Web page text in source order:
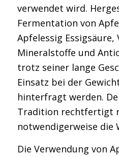
verwendet wird.
Fermentation von
Apfelessig Essigsäure,
Mineralstoffe und
trotz seiner lange
Einsatz bei der
hinterfragt werden.
Tradition rechtfertigt
notwendigerweise die
Die Verwendung von